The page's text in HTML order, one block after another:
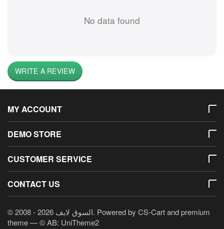
No data found
WRITE A REVIEW
MY ACCOUNT
DEMO STORE
CUSTOMER SERVICE
CONTACT US
© 2008 - 2026 السوق لايف. Powered by CS-Cartand premium
theme —© AB: UniTheme2